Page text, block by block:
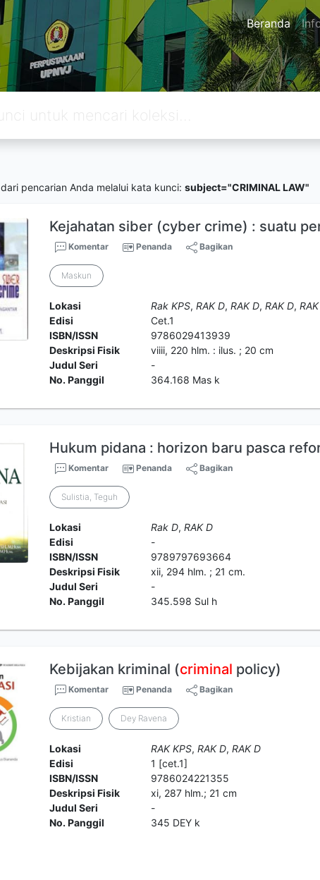
Beranda
dari pencarian Anda melalui kata kunci: subject="CRIMINAL LAW"
Kejahatan siber (cyber crime) : suatu
Komentar Penanda Bagikan
Maskun
Lokasi Rak KPS, RAK D, RAK D, RAK D,
Edisi
Cet.1
ISBN/ISSN
9786029413939
Deskripsi Fisik
viiii, 220 hlm. : ilus. ; 20 cm
Judul Seri
-
No. Panggil
364.168 Mas k
Hukum pidana : horizon baru pasca
Komentar Penanda Bagikan
Sulistia, Teguh
Lokasi Rak D, RAK D
Edisi
-
ISBN/ISSN
9789797693664
Deskripsi Fisik
xii, 294 hlm. ; 21 cm.
Judul Seri
-
No. Panggil
345.598 Sul h
Kebijakan kriminal (criminal policy)
Komentar Penanda Bagikan
Kristian Dey Ravena
Lokasi RAK KPS, RAK D, RAK D
Edisi
1 [cet.1]
ISBN/ISSN
9786024221355
Deskripsi Fisik
xi, 287 hlm.; 21 cm
Judul Seri
-
No. Panggil
345 DEY k